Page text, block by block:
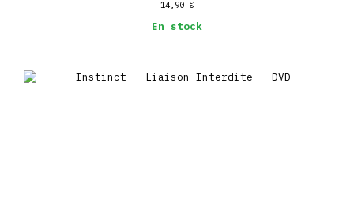
14,90 €
En stock